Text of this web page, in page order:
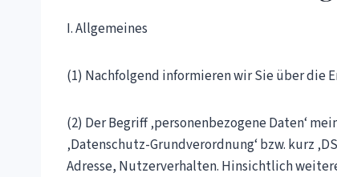
I. Allgemeines
(1) Nachfolgend informieren wir Sie über die
(2) Der Begriff ‚personenbezogene Daten‘
‚Datenschutz-Grundverordnung‘ bzw. kurz
Adresse, Nutzerverhalten. Hinsichtlich